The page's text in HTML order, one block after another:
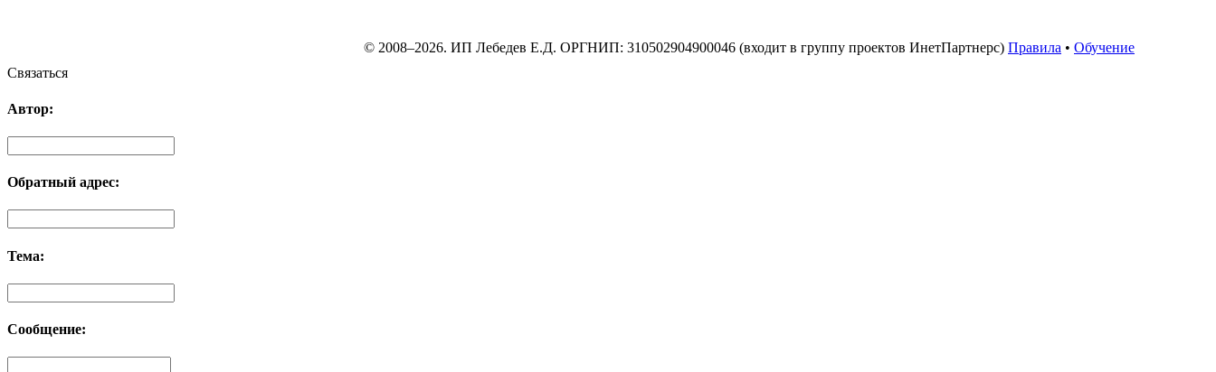
© 2008–2026. ИП Лебедев Е.Д. ОРГНИП: 310502904900046 (входит в группу проектов ИнетПартнерс) Правила • Обучение
Связаться
Автор:
Обратный адрес:
Тема:
Сообщение: